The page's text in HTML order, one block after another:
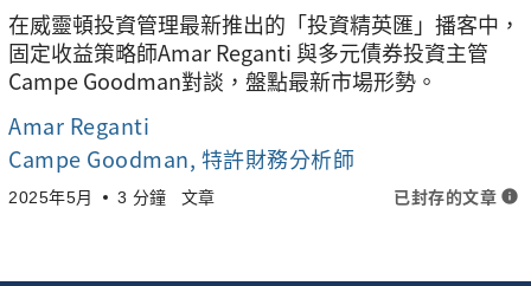
在威靈頓投資管理最新推出的「投資精英匯」播客中，
固定收益策略師Amar Reganti 與多元債券投資主管
Campe Goodman對談，盤點最新市場形勢。
Amar Reganti
Campe Goodman, 特許財務分析師
2025年5月 3 分鐘 文章 已封存的文章 info